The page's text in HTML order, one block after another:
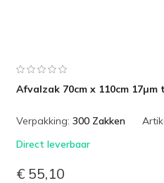
Afvalzak 70cm x 110cm
Verpakking: 300 Zakken
Direct leverbaar
€ 55,10